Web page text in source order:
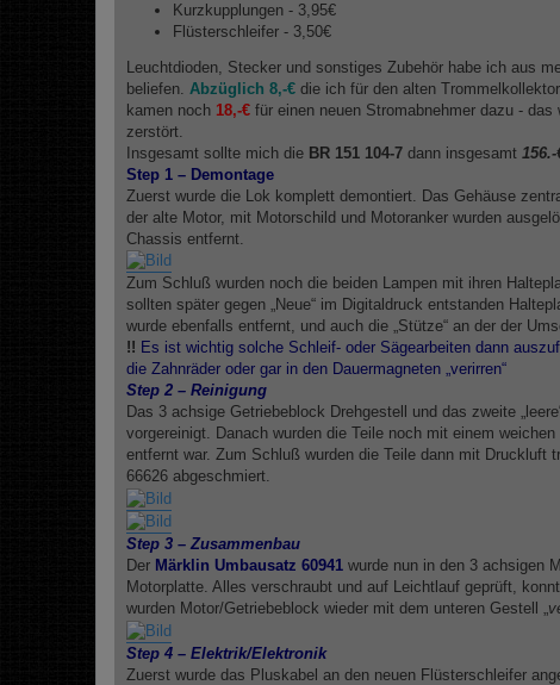
Kurzkupplungen - 3,95€
Flüsterschleifer - 3,50€
Leuchtdioden, Stecker und sonstiges Zubehör habe ich aus
beliefen. Abzüglich 8,-€ die ich für den alten
kamen noch 18,-€ für einen neuen Stromabnehmer dazu -
zerstört.
Insgesamt sollte mich die BR 151 104-7 dann insgesamt 156.-
Step 1 – Demontage
Zuerst wurde die Lok komplett demontiert. Das Gehäuse
der alte Motor, mit Motorschild und Motoranker wurden
Chassis entfernt.
Zum Schluß wurden noch die beiden Lampen mit ihren
sollten später gegen „Neue“ im Digitaldruck entstanden
wurde ebenfalls entfernt, und auch die „Stütze“ an der der
!! Es ist wichtig solche Schleif- oder Sägearbeiten dann
die Zahnräder oder gar in den Dauermagneten „verirren“
Step 2 – Reinigung
Das 3 achsige Getriebeblock Drehgestell und das zweite
vorgereinigt. Danach wurden die Teile noch mit einem
entfernt war. Zum Schluß wurden die Teile dann mit
66626 abgeschmiert.
Step 3 – Zusammenbau
Der Märklin Umbausatz 60941 wurde nun in den 3 achsigen
Motorplatte. Alles verschraubt und auf Leichtlauf geprüft,
wurden Motor/Getriebeblock wieder mit dem unteren Gestell „
Step 4 – Elektrik/Elektronik
Zuerst wurde das Pluskabel an den neuen Flüsterschleifer